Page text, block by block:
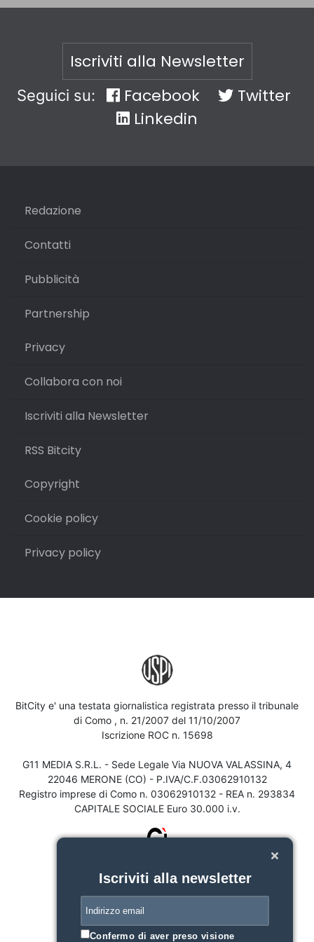
Iscriviti alla Newsletter
Seguici su: Facebook
Twitter
Linkedin
Redazione
Contatti
Pubblicità
Partnership
Privacy
Collabora con noi
Iscriviti alla Newsletter
RSS Bitcity
Copyright
Cookie policy
Privacy policy
BitCity e' una testata giornalistica registrata presso il tribunale
di Como , n. 21/2007 del 11/10/2007
Iscrizione ROC n. 15698
G11 MEDIA S.R.L. - Sede Legale Via NUOVA VALASSINA, 4
22046 MERONE (CO) - P.IVA/C.F.03062910132
Registro imprese di Como n. 03062910132 - REA n. 293834
CAPITALE SOCIALE Euro 30.000 i.v.
Iscriviti alla newsletter
Confermo di aver preso visione